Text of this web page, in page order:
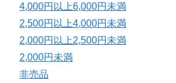
4,000円以上6,000円未満
2,500円以上4,000円未満
2,000円以上2,500円未満
2,000円未満
非売品